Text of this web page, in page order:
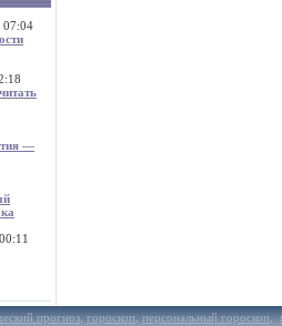
07:04
—
прогноз,гороскоп,персональный гороскоп,